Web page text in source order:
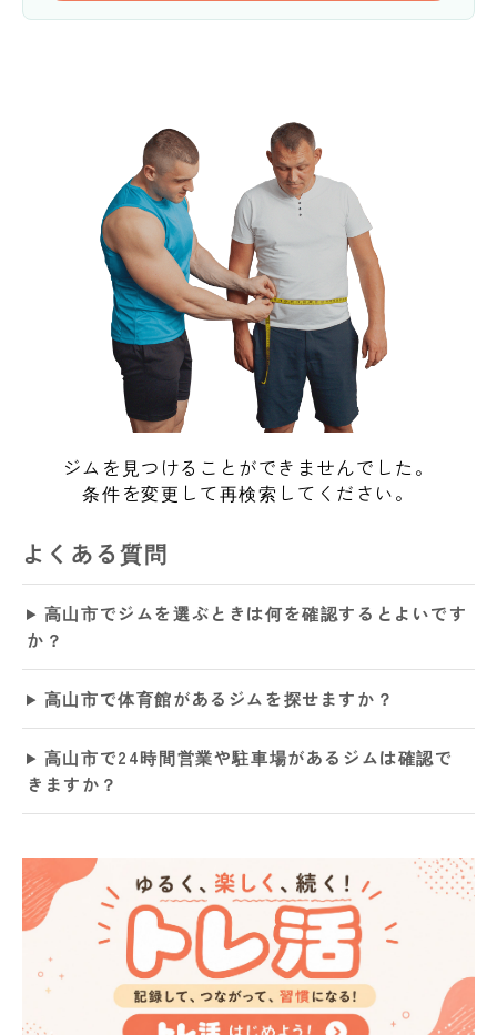
ジムを見つけることができませんでした。
条件を変更して再検索してください。
よくある質問
高山市でジムを選ぶときは何を確認するとよいです
か？
高山市で体育館があるジムを探せますか？
高山市で24時間営業や駐車場があるジムは確認で
きますか？